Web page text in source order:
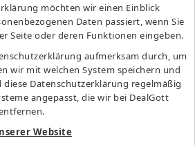
möchten wir einen Einblick
Daten passiert, wenn Sie
Seite oder deren Funktionen eingeben.
aufmerksam durch, um
wir mit welchen System speichern und
Datenschutzerklärung regelmäßig
angepasst, die wir bei DealGott
Website